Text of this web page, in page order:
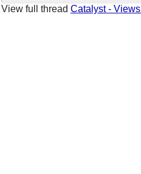
View full thread Catalyst -